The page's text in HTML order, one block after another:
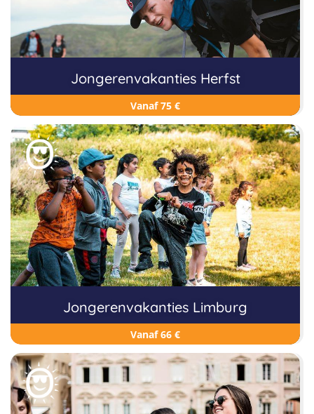
Jongerenvakanties Herfst
Vanaf 75 €
Jongerenvakanties Limburg
Vanaf 66 €